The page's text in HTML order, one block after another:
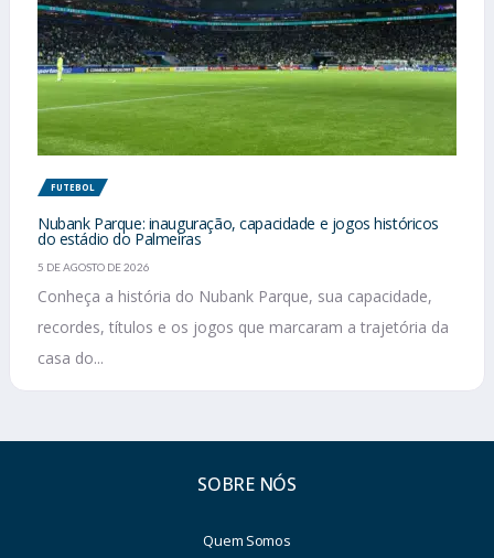
FUTEBOL
Nubank Parque: inauguração, capacidade e jogos históricos
do estádio do Palmeiras
5 DE AGOSTO DE 2026
Conheça a história do Nubank Parque, sua capacidade,
recordes, títulos e os jogos que marcaram a trajetória da
casa do...
SOBRE NÓS
Quem Somos